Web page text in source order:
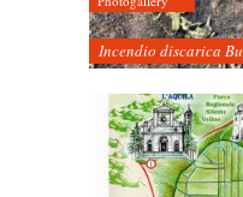
Incendio discarica